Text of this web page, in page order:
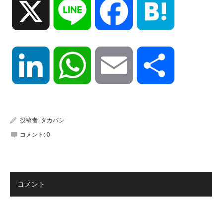
Line Facebook
LinkedIn WhatsApp Email
投稿者: タカバシ
コメント: 0
コメント